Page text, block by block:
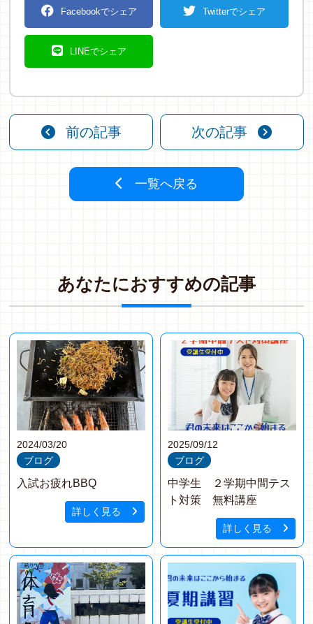
Facebookでシェア Twitterでシェア
LINEでシェア
前の記事 次の記事
一覧へ戻る
あなたにおすすめの記事
2024/03/20
ブログ
入試お疲れBBQ
詳しく見る
2025/09/12
ブログ
中学生 ２学期中間テス
ト対策 無料講座
詳しく見る